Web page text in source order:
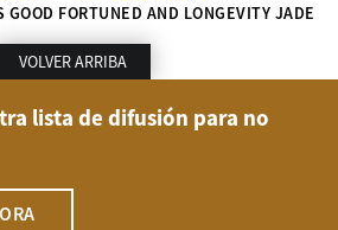
GOOD FORTUNED AND LONGEVITY JADE
VOLVER ARRIBA
lista de difusión para no